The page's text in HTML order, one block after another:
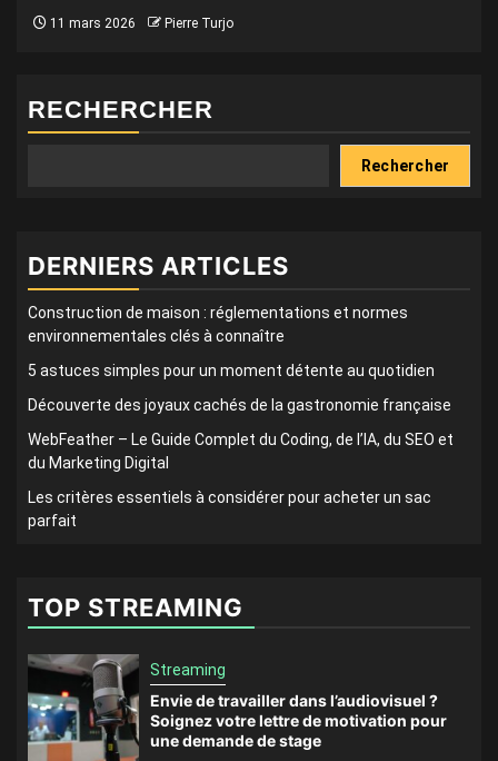
11 mars 2026 Pierre Turjo
RECHERCHER
Rechercher
DERNIERS ARTICLES
Construction de maison : réglementations et normes
environnementales clés à connaître
5 astuces simples pour un moment détente au quotidien
Découverte des joyaux cachés de la gastronomie française
WebFeather – Le Guide Complet du Coding, de l’IA, du SEO et
du Marketing Digital
Les critères essentiels à considérer pour acheter un sac
parfait
TOP STREAMING
Streaming
Envie de travailler dans l’audiovisuel ?
Soignez votre lettre de motivation pour
une demande de stage